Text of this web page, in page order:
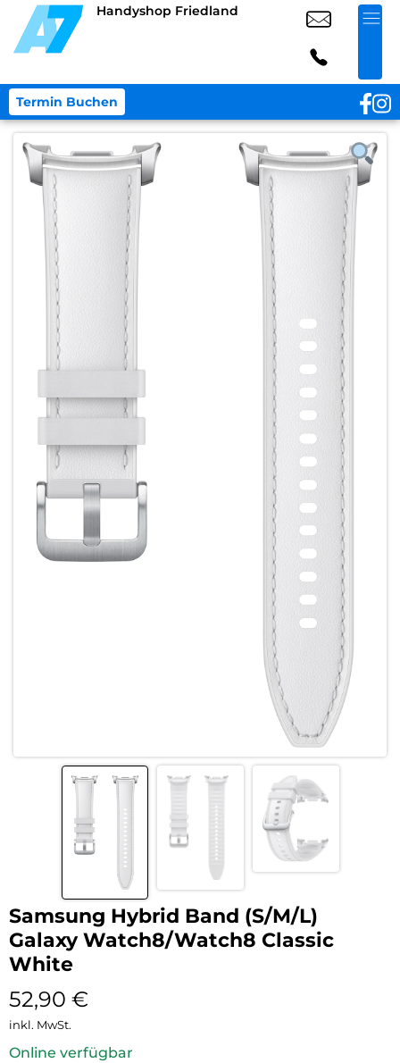
Handyshop Friedland
Termin Buchen
Samsung Hybrid Band (S/M/L)
Galaxy Watch8/Watch8 Classic
White
52,90 €
inkl. MwSt.
Online verfügbar